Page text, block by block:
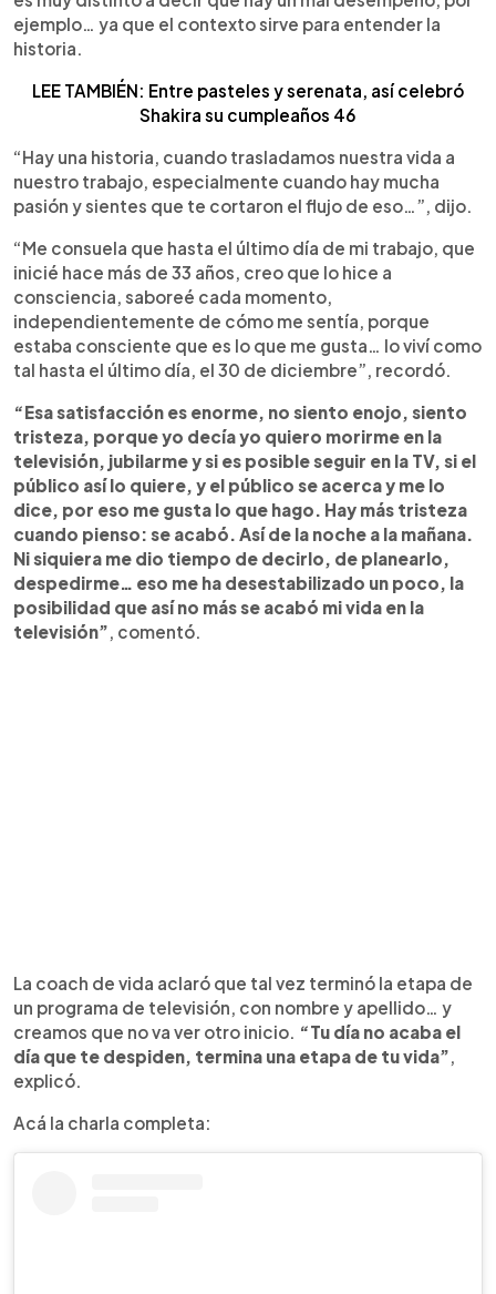
ejemplo… ya que el contexto sirve para entender la
historia.
LEE TAMBIÉN: Entre pasteles y serenata, así celebró
Shakira su cumpleaños 46
“Hay una historia, cuando trasladamos nuestra vida a
nuestro trabajo, especialmente cuando hay mucha
pasión y sientes que te cortaron el flujo de eso…”, dijo.
“Me consuela que hasta el último día de mi trabajo, que
inicié hace más de 33 años, creo que lo hice a
consciencia, saboreé cada momento,
independientemente de cómo me sentía, porque
estaba consciente que es lo que me gusta… lo viví como
tal hasta el último día, el 30 de diciembre”, recordó.
“Esa satisfacción es enorme, no siento enojo, siento
tristeza, porque yo decía yo quiero morirme en la
televisión, jubilarme y si es posible seguir en la TV, si el
público así lo quiere, y el público se acerca y me lo
dice, por eso me gusta lo que hago. Hay más tristeza
cuando pienso: se acabó. Así de la noche a la mañana.
Ni siquiera me dio tiempo de decirlo, de planearlo,
despedirme… eso me ha desestabilizado un poco, la
posibilidad que así no más se acabó mi vida en la
televisión” , comentó.
La coach de vida aclaró que tal vez terminó la etapa de
un programa de televisión, con nombre y apellido… y
creamos que no va ver otro inicio. “Tu día no acaba el
día que te despiden, termina una etapa de tu vida”
explicó.
Acá la charla completa: